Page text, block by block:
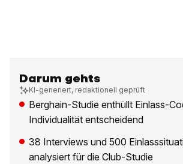
Darum gehts
KI-generiert, redaktionell geprüft
Berghain-Studie enthüllt Einlass-
Individualität entscheidend
38 Interviews und 500
analysiert für die Club-Studie